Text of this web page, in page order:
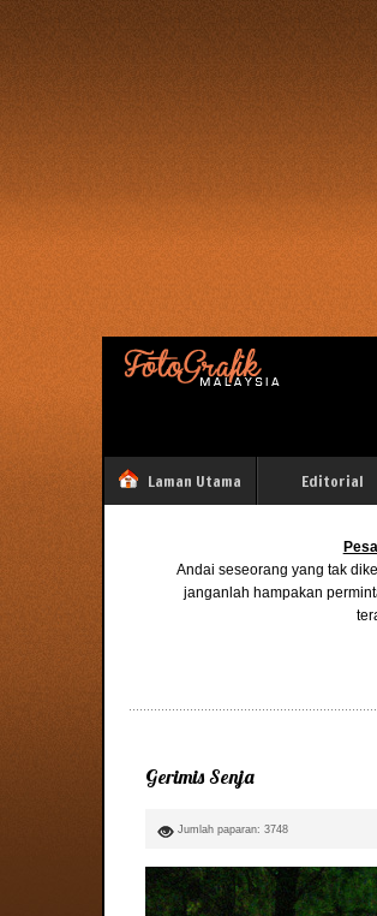
Laman Utama Editorial
Andai seseorang yang tak
janganlah hampakan
Gerimis Senja
Jumlah paparan: 3748